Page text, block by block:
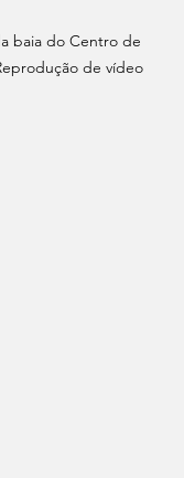
baia do Centro de
de vídeo